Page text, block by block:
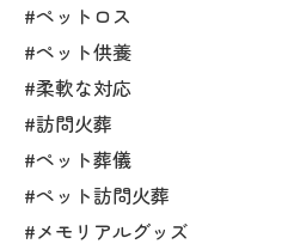
#ペットロス
#ペット供養
#柔軟な対応
#訪問火葬
#ペット葬儀
#ペット訪問火葬
#メモリアルグッズ